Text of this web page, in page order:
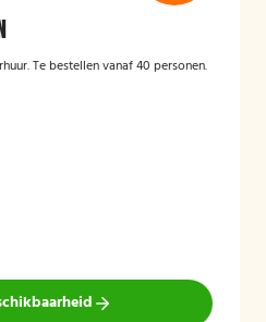
Te bestellen vanaf 40 personen.